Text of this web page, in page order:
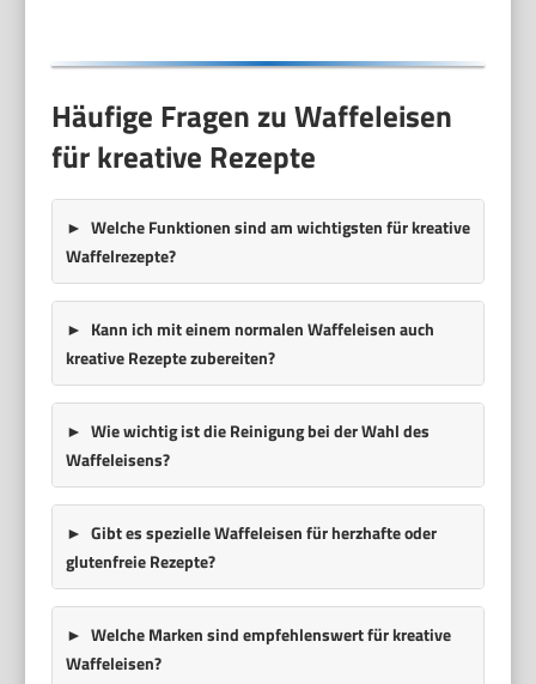
Häufige Fragen zu Waffeleisen
für kreative Rezepte
Welche Funktionen sind am wichtigsten für kreative
Waffelrezepte?
Kann ich mit einem normalen Waffeleisen auch
kreative Rezepte zubereiten?
Wie wichtig ist die Reinigung bei der Wahl des
Waffeleisens?
Gibt es spezielle Waffeleisen für herzhafte oder
glutenfreie Rezepte?
Welche Marken sind empfehlenswert für kreative
Waffeleisen?